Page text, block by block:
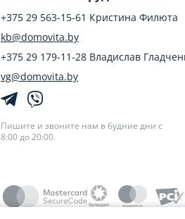
+375 29 563-15-61 Кристина Филюта
kb@domovita.by
+375 29 179-11-28 Владислав
vg@domovita.by
Пишите и звоните нам в будние дни с
8:00 до 20:00.